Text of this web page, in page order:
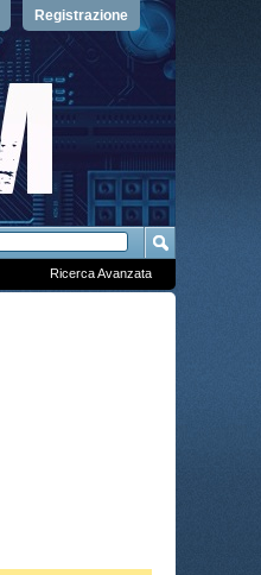
Registrazione
Ricerca Avanzata